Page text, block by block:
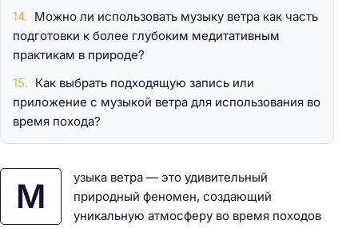
М
узыка ветра — это удивительный
природный феномен, создающий
уникальную атмосферу во время походов
Можно ли использовать музыку ветра как часть
подготовки к более глубоким медитативным
практикам в природе?
Как выбрать подходящую запись или
приложение с музыкой ветра для использования во
время похода?